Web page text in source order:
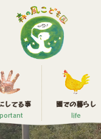
してる事 園での暮らし
life